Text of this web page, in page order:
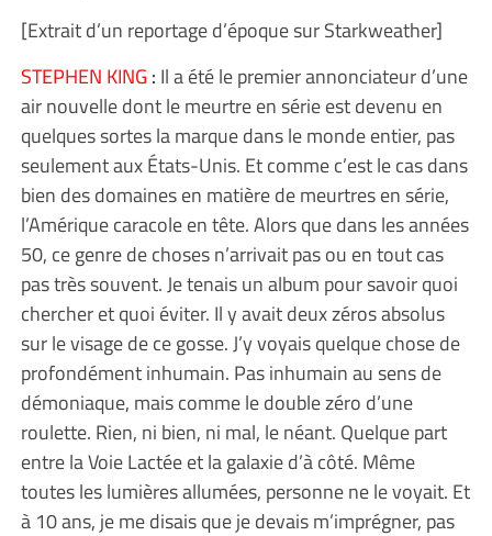
[Extrait d’un reportage d’époque sur Starkweather]
STEPHEN KING : Il a été le premier annonciateur d’une
air nouvelle dont le meurtre en série est devenu en
quelques sortes la marque dans le monde entier, pas
seulement aux États-Unis. Et comme c’est le cas dans
bien des domaines en matière de meurtres en série,
l’Amérique caracole en tête. Alors que dans les années
50, ce genre de choses n’arrivait pas ou en tout cas
pas très souvent. Je tenais un album pour savoir quoi
chercher et quoi éviter. Il y avait deux zéros absolus
sur le visage de ce gosse. J’y voyais quelque chose de
profondément inhumain. Pas inhumain au sens de
démoniaque, mais comme le double zéro d’une
roulette. Rien, ni bien, ni mal, le néant. Quelque part
entre la Voie Lactée et la galaxie d’à côté. Même
toutes les lumières allumées, personne ne le voyait. Et
à 10 ans, je me disais que je devais m’imprégner, pas